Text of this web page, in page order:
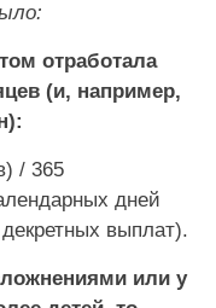
отработала
(и, например,
/ 365
дней
выплат).
или у